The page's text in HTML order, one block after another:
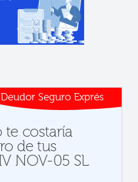
Deudor Seguro Exprés
te costaría
de tus
NOV-05 SL